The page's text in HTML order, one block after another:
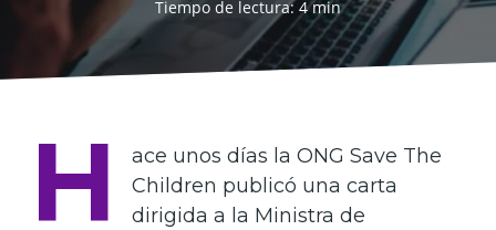
Tiempo de lectura: 4 min
H
ace unos días la ONG Save The
Children publicó una carta
dirigida a la Ministra de